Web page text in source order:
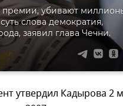
премии, убивают
слова демократия,
заявил глава Чечни.
утвердил Кадырова 2